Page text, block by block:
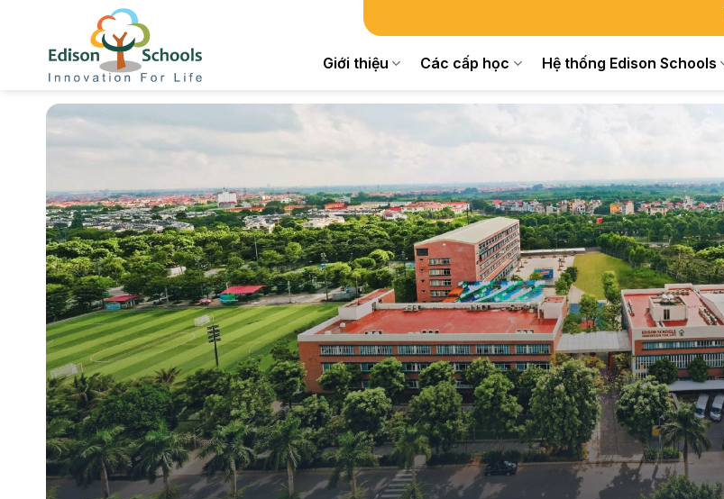
Giới thiệu Các cấp học Hệ thống Edison Schools